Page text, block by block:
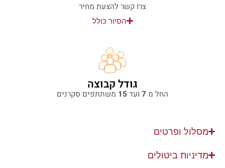
צרו קשר להצעת מחיר
הסיור כולל
גודל קבוצה
החל מ 7ועד 15 משתתפים סקרנים
מסלול ופרטים
מדיניות ביטולים